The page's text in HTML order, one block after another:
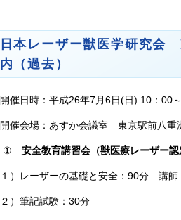
日本レーザー獣医学研究会
内（過去）
開催日時： 平成26年7月6日(日) 10： 00～
開催会場： あすか会議室 東京駅前八重
① 安全教育講習会（獣医療レーザー
１）レーザーの基礎と安全：90分 講師
２）筆記試験：30分